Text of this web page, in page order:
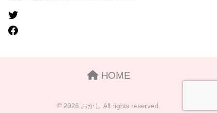
HOME
© 2026 おかし All rights reserved.